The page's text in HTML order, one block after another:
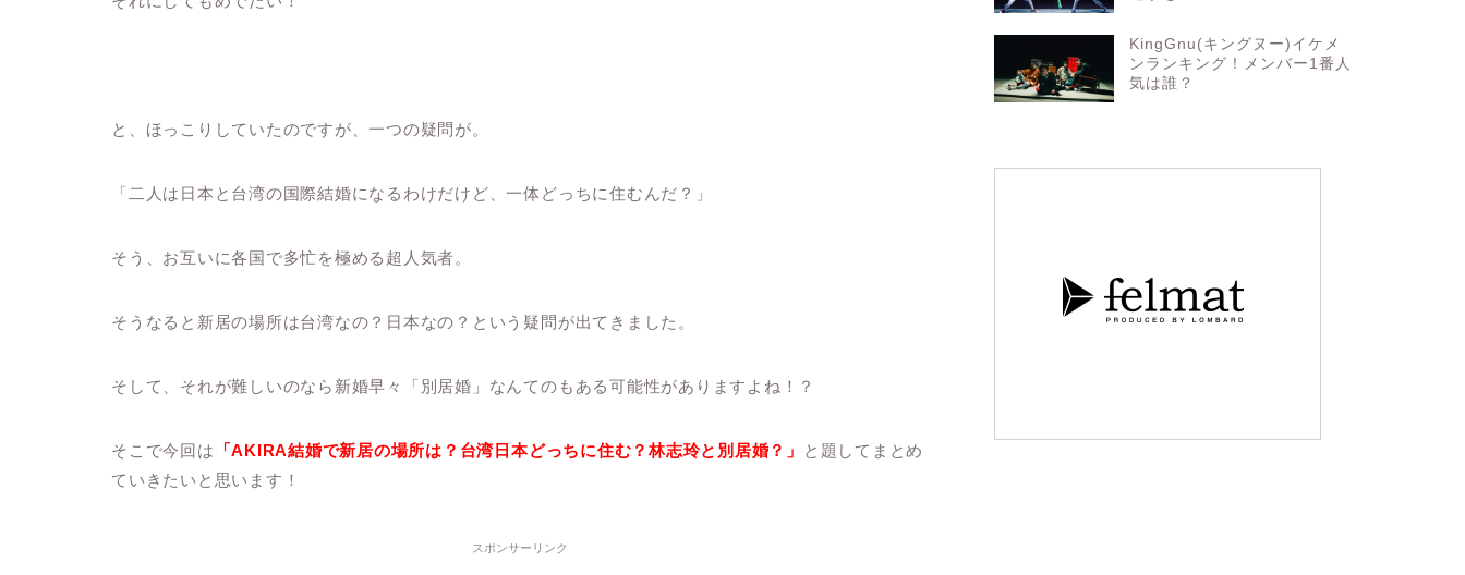
と、ほっこりしていたのですが、一つの疑問が。
「二人は日本と台湾の国際結婚になるわけだけど、一体どっちに住むんだ？」
そう、お互いに各国で多忙を極める超人気者。
そうなると新居の場所は台湾なの？日本なの？という疑問が出てきました。
そして、それが難しいのなら新婚早々「別居婚」なんてのもある可能性がありますよね！？
そこで今回は 「AKIRA結婚で新居の場所は？台湾日本どっちに住む？林志玲と別居婚？」
と題してまとめ
ていきたいと思います！
スポンサーリンク
KingGnu(キングヌー)イケメ
ンランキング！メンバー1番人
気は誰？